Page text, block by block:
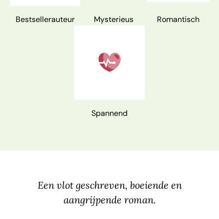
Bestsellerauteur Mysterieus Romantisch
Spannend
Een vlot geschreven, boeiende en
aangrijpende roman.